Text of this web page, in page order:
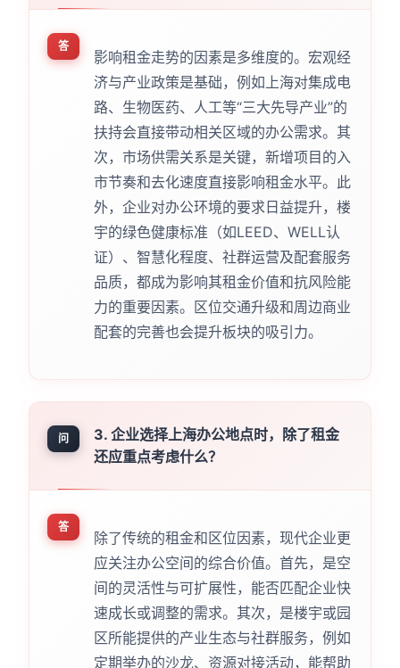
答
影响租金走势的因素是多维度的。宏观经
济与产业政策是基础，例如上海对集成电
路、生物医药、人工等“三大先导产业”的
扶持会直接带动相关区域的办公需求。其
次，市场供需关系是关键，新增项目的入
市节奏和去化速度直接影响租金水平。此
外，企业对办公环境的要求日益提升，楼
宇的绿色健康标准（如LEED、WELL认
证）、智慧化程度、社群运营及配套服务
品质，都成为影响其租金价值和抗风险能
力的重要因素。区位交通升级和周边商业
配套的完善也会提升板块的吸引力。
问
3. 企业选择上海办公地点时，除了租金
还应重点考虑什么？
答
除了传统的租金和区位因素，现代企业更
应关注办公空间的综合价值。首先，是空
间的灵活性与可扩展性，能否匹配企业快
速成长或调整的需求。其次，是楼宇或园
区所能提供的产业生态与社群服务，例如
定期举办的沙龙、资源对接活动，能帮助